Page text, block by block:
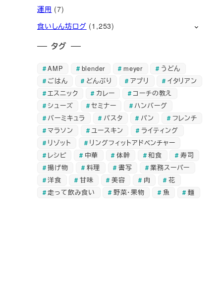
運用 (7)
食いしん坊ログ (1,253)
タグ
AMP blender meyer
うどん
ごはん
どんぶり アプリ
イタリアン
エスニック
カレー
コーチの教え
シューズ
セミナー
ハンバーグ
バーミキュラ
パスタ パン
フレンチ
マラソン
ユースキン
ライティング
リゾット
リングフィットアドベンチャー
レシピ
中華 体幹 和食
寿司
揚げ物
料理 書写
業務スーパー
洋食
甘味 美容 肉
花
走って飲み食い
野菜・果物 魚 麺